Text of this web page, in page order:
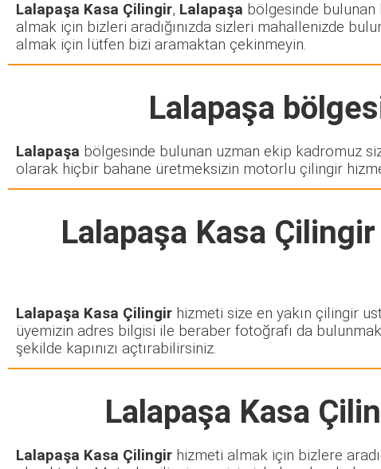
Lalapaşa Kasa Çilingir, Lalapaşa bölgesinde
almak için bizleri aradığınızda sizleri mahallenizde
almak için lütfen bizi aramaktan çekinmeyin.
Lalapaşa
Lalapaşa bölgesinde bulunan uzman ekip kadromuz
olarak hiçbir bahane üretmeksizin motorlu çilingir
Lalapaşa Kasa Çilingir
Lalapaşa Kasa Çilingir hizmeti size en yakın çilingir
üyemizin adres bilgisi ile beraber fotoğrafı da
şekilde kapınızı açtırabilirsiniz.
Lalapaşa Kasa
Lalapaşa Kasa Çilingir hizmeti almak için bizlere